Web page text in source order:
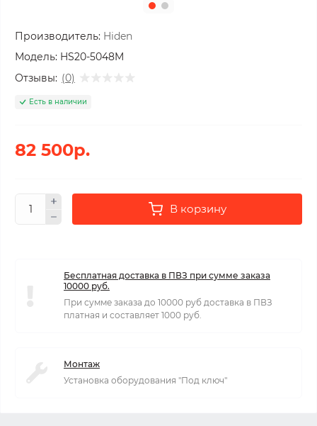
Производитель: Hiden
Модель: HS20-5048M
Отзывы: (0)
Есть в наличии
82 500р.
В корзину
Бесплатная доставка в ПВЗ при сумме заказа
10000 руб.
При сумме заказа до 10000 руб доставка в ПВЗ
платная и составляет 1000 руб.
Монтаж
Установка оборудования "Под ключ"